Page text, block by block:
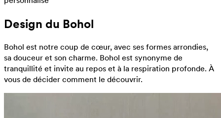
Design du Bohol
Bohol est notre coup de cœur, avec ses formes arrondies,
sa douceur et son charme. Bohol est synonyme de
tranquillité et invite au repos et à la respiration profonde. À
vous de décider comment le découvrir.